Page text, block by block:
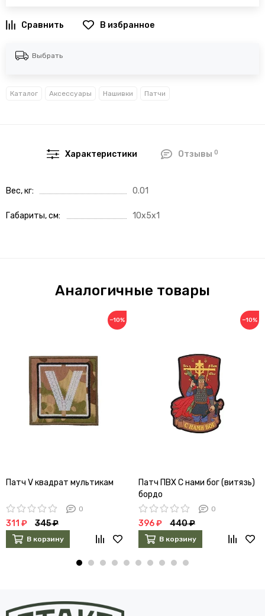
В избранное
Выбрать
Каталог Аксессуары Нашивки Патчи
Характеристики Отзывы 0
Вес, кг 0.01
Габариты, см 10x5x1
Аналогичные товары
−10%
Патч V квадрат мультикам
0
311 ₽ 345 ₽
В корзину
−10%
Патч ПВХ С нами бог (витязь)
бордо
0
396 ₽ 440 ₽
В корзину